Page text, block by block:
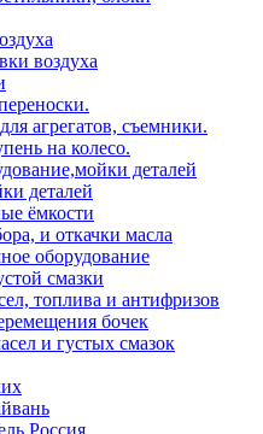
воздуха
агрегатов, съемники.
на колесо.
деталей
деталей
ёмкости
и откачки масла
оборудование
смазки
топлива и антифризов
бочек
и густых смазок